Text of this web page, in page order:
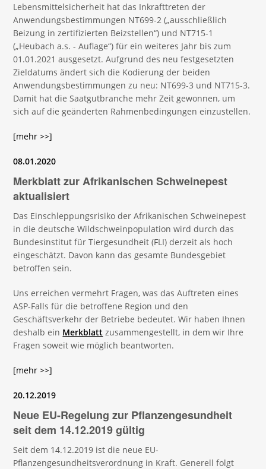
Lebensmittelsicherheit hat das Inkrafttreten der
Anwendungsbestimmungen NT699-2 („ausschließlich
Beizung in zertifizierten Beizstellen“) und NT715-1
(„Heubach a.s. - Auflage“) für ein weiteres Jahr bis zum
01.01.2021 ausgesetzt. Aufgrund des neu festgesetzten
Zieldatums ändert sich die Kodierung der beiden
Anwendungsbestimmungen zu neu: NT699-3 und NT715-3.
Damit hat die Saatgutbranche mehr Zeit gewonnen, um
sich auf die geänderten Rahmenbedingungen einzustellen.
[mehr >>]
08.01.2020
Merkblatt zur Afrikanischen Schweinepest
aktualisiert
Das Einschleppungsrisiko der Afrikanischen Schweinepest
in die deutsche Wildschweinpopulation wird durch das
Bundesinstitut für Tiergesundheit (FLI) derzeit als hoch
eingeschätzt. Davon kann das gesamte Bundesgebiet
betroffen sein.
Uns erreichen vermehrt Fragen, was das Auftreten eines
ASP-Falls für die betroffene Region und den
Geschäftsverkehr der Betriebe bedeutet. Wir haben Ihnen
deshalb ein Merkblatt zusammengestellt, in dem wir Ihre
Fragen soweit wie möglich beantworten.
[mehr >>]
20.12.2019
Neue EU-Regelung zur Pflanzengesundheit
seit dem 14.12.2019 gültig
Seit dem 14.12.2019 ist die neue EU-
Pflanzengesundheitsverordnung in Kraft. Generell folgt